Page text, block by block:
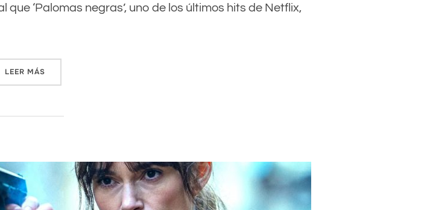
‘Palomas negras’, uno de los últimos hits de Netflix,
LEER MÁS